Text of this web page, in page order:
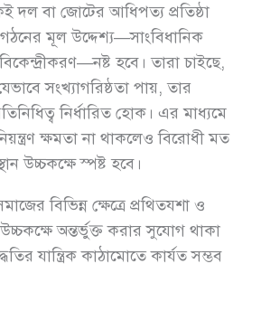
দল বা জোটের আধিপত্য প্রতিষ্ঠা
মূল উদ্দেশ্য—সাংবিধানিক
হবে। তারা চাইছে,
সংখ্যাগরিষ্ঠতা পায়, তার
নির্ধারিত হোক। এর মাধ্যমে
ক্ষমতা না থাকলেও বিরোধী মত
উচ্চকক্ষে স্পষ্ট হবে।
বিভিন্ন ক্ষেত্রে প্রথিতযশা ও
উচ্চকক্ষে অন্তর্ভুক্ত করার সুযোগ থাকা
যান্ত্রিক কাঠামোতে কার্যত সম্ভব